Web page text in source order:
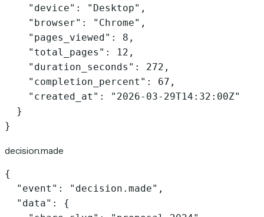
    "device": "Desktop",
    "browser": "Chrome",
    "pages_viewed": 8,
    "total_pages": 12,
    "duration_seconds": 272,
    "completion_percent": 67,
    "created_at": "2026-03-29T14:32:00Z"
  }
}
decision.made
{
  "event": "decision.made",
  "data": {